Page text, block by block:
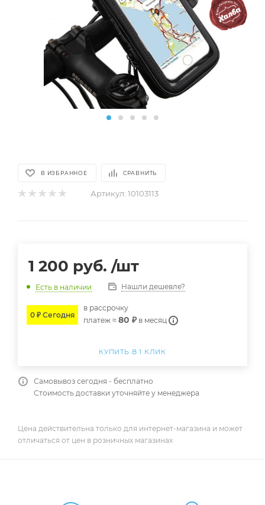
В ИЗБРАННОЕ СРАВНИТЬ
Артикул: 10103113
1 200 руб. /шт
Есть в наличии Нашли дешевле?
0 ₽ Сегодня
в расcрочку
платеж ≈ 80 ₽ в месяц
КУПИТЬ В 1 КЛИК
Самовывоз сегодня - бесплатно
Стоимость доставки уточняйте у менеджера
Цена действительна только для интернет-магазина и может
отличаться от цен в розничных магазинах